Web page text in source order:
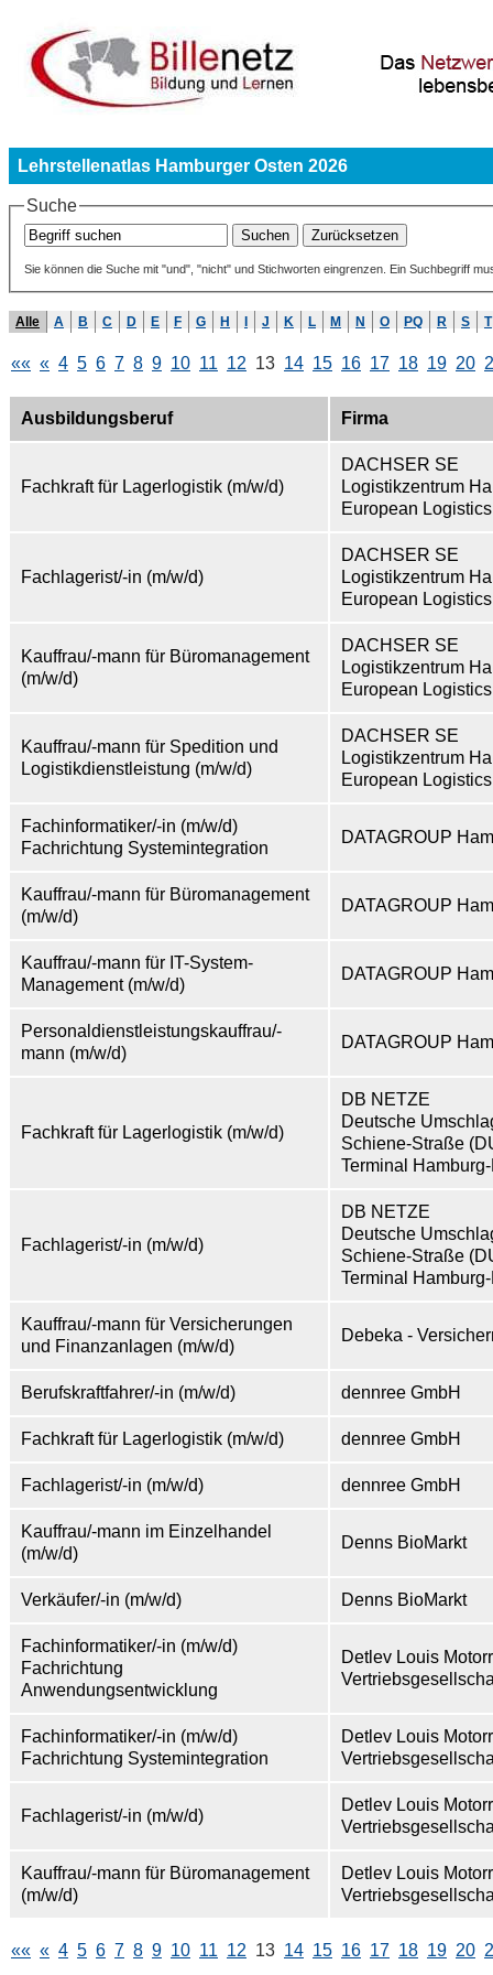
Lehrstellenatlas Hamburger Osten 2026
Suche
Sie können die Suche mit "und", "nicht" und Stichworten eingrenzen. Ein Suchbegriff
Alle A B C D E F G H J K L M N O PQ R S T
«« « 4 5 6 7 8 9 10 11 12 13 14 15 16 17 18 19 20
Ausbildungsberuf Firma
Fachkraft für Lagerlogistik (m/w/d)
DACHSER SE
Logistikzentrum
European Logistics
Fachlagerist/-in (m/w/d)
DACHSER SE
Logistikzentrum
European Logistics
Kauffrau/-mann für Büromanagement
(m/w/d)
DACHSER SE
Logistikzentrum
European Logistics
Kauffrau/-mann für Spedition und
Logistikdienstleistung (m/w/d)
DACHSER SE
Logistikzentrum
European Logistics
Fachinformatiker/-in (m/w/d)
Fachrichtung Systemintegration
DATAGROUP
Kauffrau/-mann für Büromanagement
(m/w/d)
DATAGROUP
Kauffrau/-mann für IT-System-
Management (m/w/d)
DATAGROUP
Personaldienstleistungskauffrau/-
mann (m/w/d)
DATAGROUP
Fachkraft für Lagerlogistik (m/w/d)
DB NETZE
Deutsche
Schiene-Straße
Terminal
Fachlagerist/-in (m/w/d)
DB NETZE
Deutsche
Schiene-Straße
Terminal
Kauffrau/-mann für Versicherungen
und Finanzanlagen (m/w/d)
Debeka -
Berufskraftfahrer/-in (m/w/d) dennree GmbH
Fachkraft für Lagerlogistik (m/w/d) dennree GmbH
Fachlagerist/-in (m/w/d) dennree GmbH
Kauffrau/-mann im Einzelhandel
(m/w/d)
Denns BioMarkt
Verkäufer/-in (m/w/d) Denns BioMarkt
Fachinformatiker/-in (m/w/d)
Fachrichtung
Anwendungsentwicklung
Detlev Louis
Fachinformatiker/-in (m/w/d)
Fachrichtung Systemintegration
Detlev Louis
Fachlagerist/-in (m/w/d)
Detlev Louis
Kauffrau/-mann für Büromanagement
(m/w/d)
Detlev Louis
«« « 4 5 6 7 8 9 10 11 12 13 14 15 16 17 18 19 20